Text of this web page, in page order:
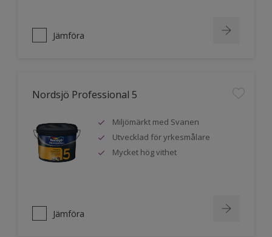
Jämföra
Nordsjö Professional 5
Miljömärkt med Svanen
Utvecklad för yrkesmålare
Mycket hög vithet
Jämföra